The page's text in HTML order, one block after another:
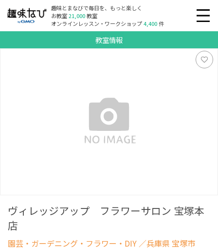
趣味とまなびで毎日を、もっと楽しく
お教室21,000教室
オンラインレッスン・ワークショップ4,400件
教室情報
ヴィレッジアップ フラワーサロン 宝塚本
店
園芸・ガーデニング・フラワー・DIY ／兵庫県 宝塚市